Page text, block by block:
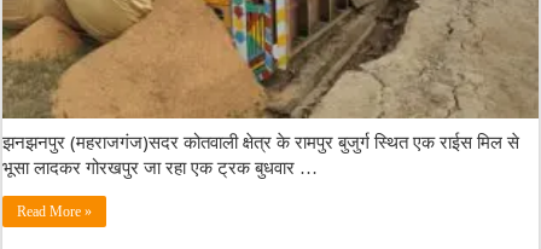
झनझनपुर (महराजगंज)सदर कोतवाली क्षेत्र के रामपुर बुजुर्ग स्थित एक राईस मिल से
भूसा लादकर गोरखपुर जा रहा एक ट्रक बुधवार …
Read More »